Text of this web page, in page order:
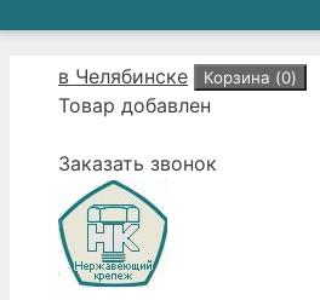
Перейтив Челябинске Корзина (0)
Товар добавлен
Заказать звонок